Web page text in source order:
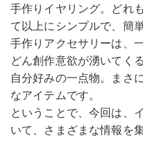
手作りイヤリング。どれ
て以上にシンプルで、簡
手作りアクセサリーは、
どん創作意欲が湧いてく
自分好みの一点物。まさ
なアイテムです。
ということで、今回は、
いて、さまざまな情報を